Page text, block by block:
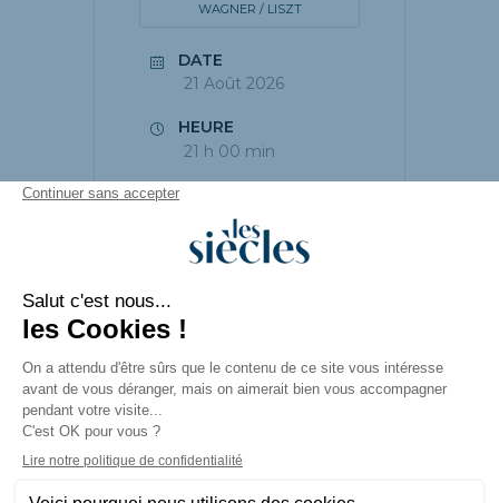
WAGNER / LISZT
DATE
21 Août 2026
HEURE
21 h 00 min
PARTAGEZ CET